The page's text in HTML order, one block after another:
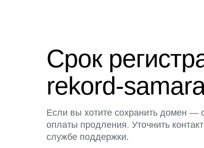
Срок
rekord-
Если вы хотите сохранить домен —
оплаты продления. Уточнить
службе поддержки.